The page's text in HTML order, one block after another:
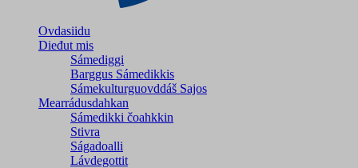
Ovdasiidu
Dieđut mis
Sámediggi
Barggus Sámedikkis
Sámekulturguovddáš Sajos
Mearrádusdahkan
Sámedikki čoahkkin
Stivra
Ságadoalli
Lávdegottit